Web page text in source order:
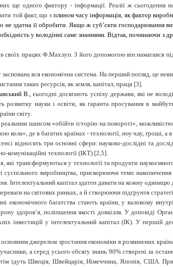
ще одного фактору - інформації. Реалії ж
той факт, що з плином часу інформація, як фактор
здатна її обробити. Якщо ж суб’єкти господарювання
у володінні саме знаннями. Відтак, починаючи з
своїх працях Ф.Махлуп. З його допомогою він намагався
вся економічна система. На перший погляд, це
таких ресурсів, як земля, капітал, праця [3].
В., сьогодні досягають успіху держави, які не
науки і освіти, як гаранта просування в
світу.
шансом «обійти історію на повороті»,
кола», де в багатих країнах - технології, ноу-хау, гроші,
відносять три основні сфери: науково-дослідні та
комунікаційні технології (ІКТ) [2,5].
які трансформуються у технології та продукти
виробництва, прискорюючи темп
Інтелектуальний капітал здатен давати на кожну
на світових ринках, а й створюючи підґрунтя
економічного багатства стають країни, у валовому
здоров’я, поліпшення якості довкілля. У доповіді
інвестицій у інтелектуальний капітал (ІК). У
джерелом зростання економіки в розвинених
а серед усього обсягу знань 90% створені за
ідуть Швеція, Швейцарія, Німеччина, Японія, США.